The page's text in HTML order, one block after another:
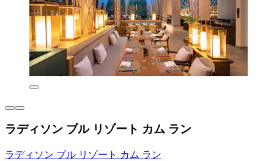
ラディソン ブル リゾート カム ラン
ラディソン ブル リゾート カム ラン